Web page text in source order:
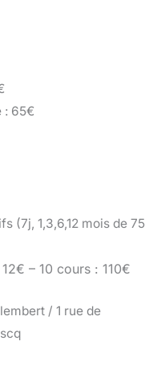
: 65€
(7j, 1,3,6,12 mois de 75
– 10 cours : 110€
/ 1 rue de